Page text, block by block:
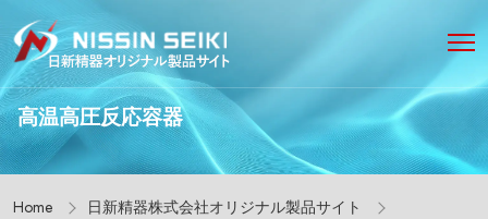
高温高圧反応容器
Home
日新精器株式会社オリジナル製品サイト